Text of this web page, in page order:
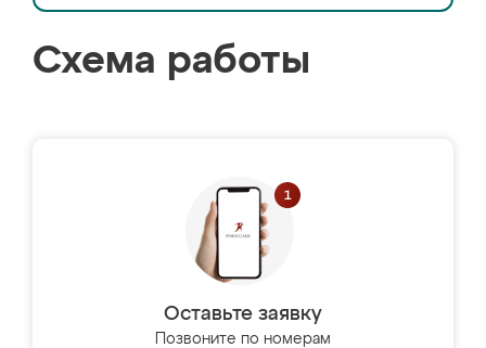
Схема работы
Оставьте заявку
Позвоните по номерам